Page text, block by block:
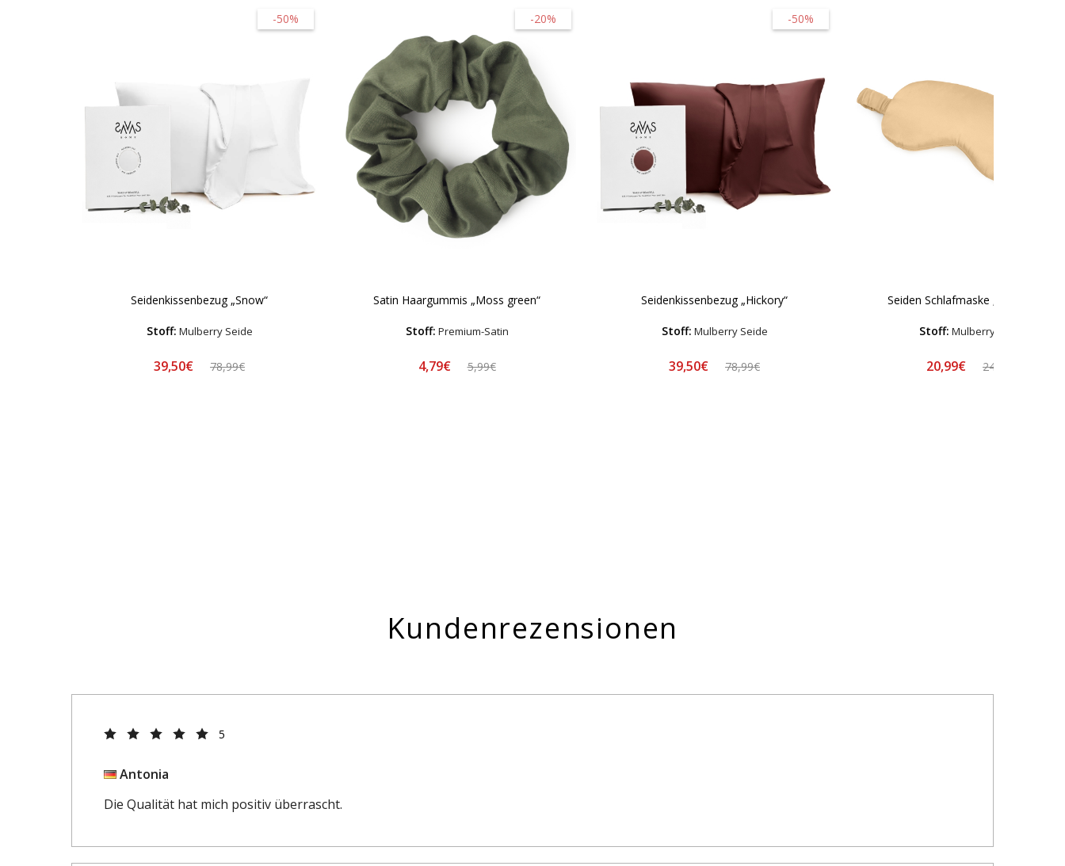
-50%
Seidenkissenbezug „Snow“
Stoff: Mulberry Seide
39,50€ 78,99€
-20%
Satin Haargummis „Moss green“
Stoff: Premium-Satin
4,79€ 5,99€
-50%
Seidenkissenbezug „Hickory“
Stoff: Mulberry Seide
39,50€ 78,99€
Seiden Schlafmaske „Sandstone“
Stoff: Mulberry Seide
20,99€ 24,99€
Kundenrezensionen
5
Antonia
Die Qualität hat mich positiv überrascht.